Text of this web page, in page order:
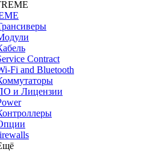
Contract
Fi and Bluetooth
и Лицензии